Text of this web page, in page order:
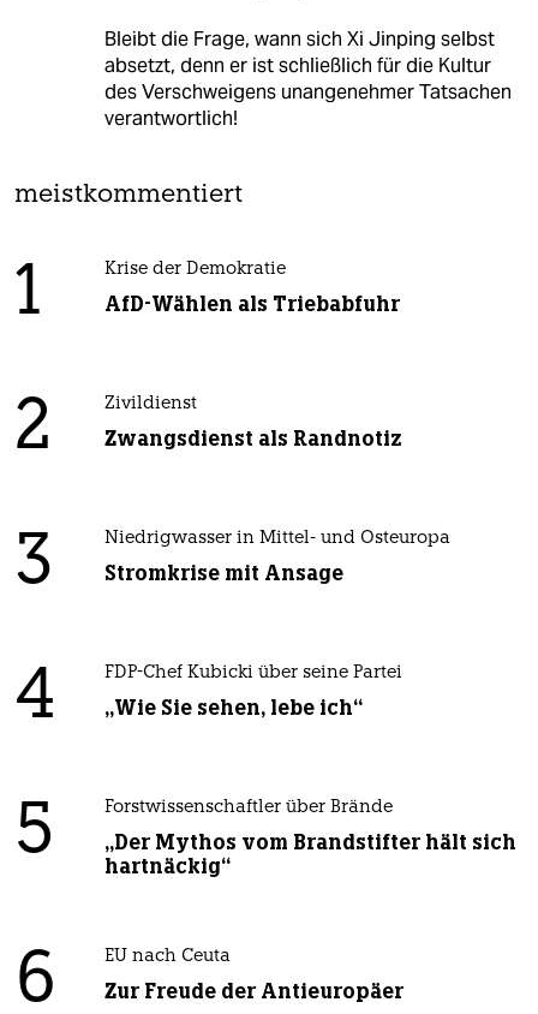
Bleibt die Frage, wann sich Xi Jinping selbst
absetzt, denn er ist schließlich für die Kultur
des Verschweigens unangenehmer Tatsachen
verantwortlich!
meistkommentiert
1 Krise der Demokratie
AfD-Wählen als Triebabfuhr
2 Zivildienst
Zwangsdienst als Randnotiz
3 Niedrigwasser in Mittel- und Osteuropa
Stromkrise mit Ansage
4 FDP-Chef Kubicki über seine Partei
„Wie Sie sehen, lebe ich“
5 Forstwissenschaftler über Brände
„Der Mythos vom Brandstifter hält sich
hartnäckig“
6 EU nach Ceuta
Zur Freude der Antieuropäer